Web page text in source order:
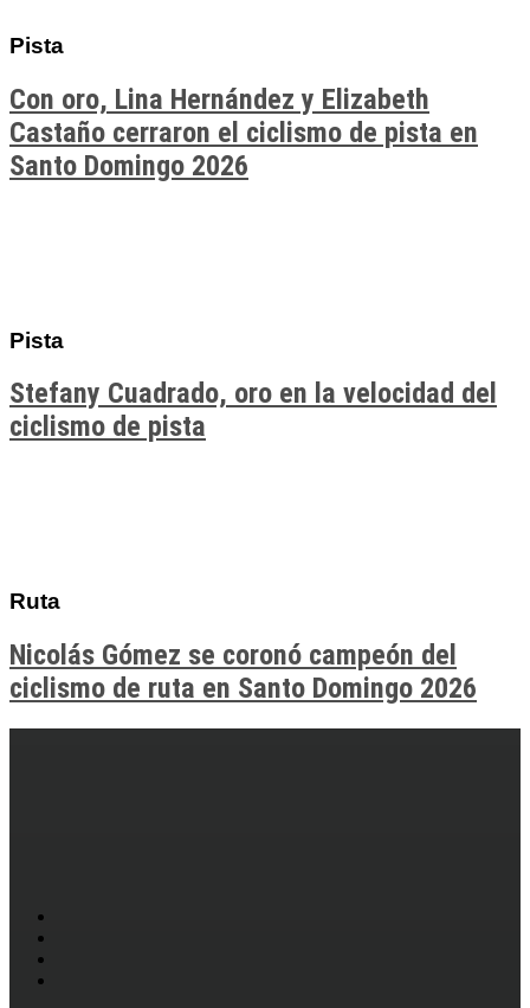
Pista
Con oro, Lina Hernández y Elizabeth
Castaño cerraron el ciclismo de pista en
Santo Domingo 2026
Pista
Stefany Cuadrado, oro en la velocidad del
ciclismo de pista
Ruta
Nicolás Gómez se coronó campeón del
ciclismo de ruta en Santo Domingo 2026